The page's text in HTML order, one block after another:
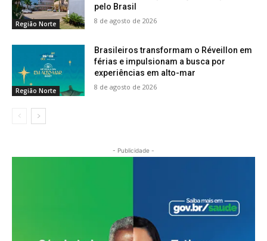
Região Norte
pelo Brasil
8 de agosto de 2026
Região Norte
Brasileiros transformam o Réveillon em
férias e impulsionam a busca por
experiências em alto-mar
8 de agosto de 2026
- Publicidade -